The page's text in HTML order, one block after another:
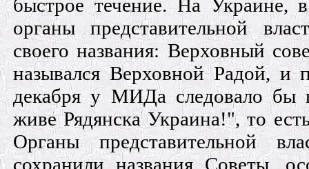
быстрое течение. На Украине,
органы представительной
своего названия: Верховный
назывался Верховной Радой, и
декабря у МИДа следовало бы
живе Рядянска Украина!", то
Органы представительной
сохранили названия Советы,